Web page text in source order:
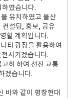
였습니다.
유치하였고 울산
컨설팅, 홍보, 공유
할 계획입니다.
티 광장을 활용하여
시키겠습니다.
히 하여 선진 교통
겠습니다.
바와 같이 평창현대